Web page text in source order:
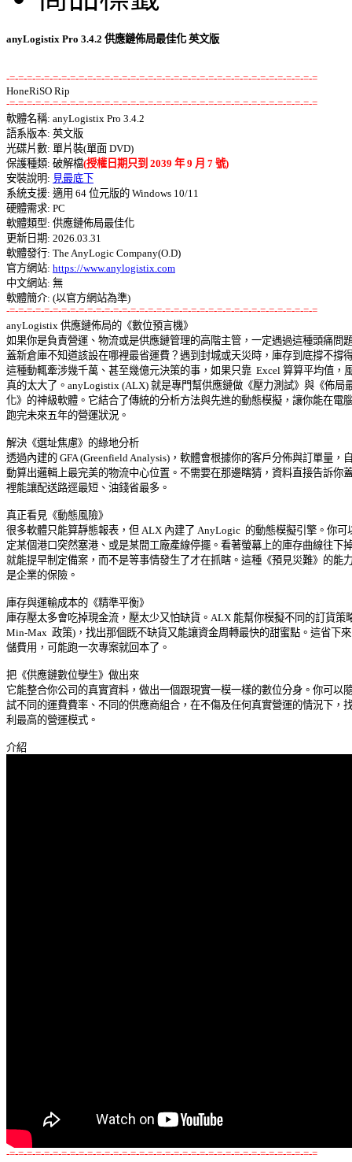
anyLogistix Pro 3.4.2 供應鏈佈局最佳化 英文版
-=-=-=-=-=-=-=-=-=-=-=-=-=-=-=-=-=-=-=-=-=-=-=-=-=-=-=-=-=-=-=-=-=-=-=-=
-=-=-=-=-=-=-=-=-=-=-=-=-=-=-=-=-=-=-=-=-=-=-=-=-=-=-=-=-=-=-=-=-=-=-=-=
軟體名稱: anyLogistix Pro 3.4.2
語系版本: 英文版
光碟片數: 單片裝(單面 DVD)
保護種類: 破解檔(授權日期只到 2039 年 9 月 7 號)
安裝說明: 見最底下
系統支援: 適用 64 位元版的 Windows 10/11
硬體需求: PC
軟體類型: 供應鏈佈局最佳化
更新日期: 2026.03.31
軟體發行: The AnyLogic Company(O.D)
官方網站: https://www.anylogistix.com
中文網站: 無
-=-=-=-=-=-=-=-=-=-=-=-=-=-=-=-=-=-=-=-=-=-=-=-=-=-=-=-=-=-=-=-=-=-=-=-=
anyLogistix 供應鏈佈局的《數位預言機》
如果你是負責營運、物流或是供應鏈管理的高階主管，一定遇過這種頭痛問
蓋新倉庫不知道該設在哪裡最省運費？遇到封城或天災時，庫存到底撐不撐
這種動輒牽涉幾千萬、甚至幾億元決策的事，如果只靠  Excel 算算平均值，
真的太大了。anyLogistix (ALX) 就是專門幫供應鏈做《壓力測試》與《佈局
化》的神級軟體。它結合了傳統的分析方法與先進的動態模擬，讓你能在電
跑完未來五年的營運狀況。
解決《選址焦慮》的綠地分析
透過內建的 GFA (Greenfield Analysis)，軟體會根據你的客戶分佈與訂單量，
動算出邏輯上最完美的物流中心位置。不需要在那邊瞎猜，資料直接告訴你
裡能讓配送路逕最短、油錢省最多。
真正看見《動態風險》
很多軟體只能算靜態報表，但 ALX 內建了 AnyLogic  的動態模擬引擎。你可
定某個港口突然塞港、或是某間工廠產線停擺。看著螢幕上的庫存曲線往下
就能提早制定備案，而不是等事情發生了才在抓瞎。這種《預見災難》的能
是企業的保險。
庫存與運輸成本的《精準平衡》
庫存壓太多會吃掉現金流，壓太少又怕缺貨。ALX 能幫你模擬不同的訂貨策
Min-Max  政策)，找出那個既不缺貨又能讓資金周轉最快的甜蜜點。這省下
儲費用，可能跑一次專案就回本了。
把《供應鏈數位孿生》做出來
它能整合你公司的真實資料，做出一個跟現實一模一樣的數位分身。你可以
試不同的運費費率、不同的供應商組合，在不傷及任何真實營運的情況下，
利最高的營運模式。
-=-=-=-=-=-=-=-=-=-=-=-=-=-=-=-=-=-=-=-=-=-=-=-=-=-=-=-=-=-=-=-=-=-=-=-=